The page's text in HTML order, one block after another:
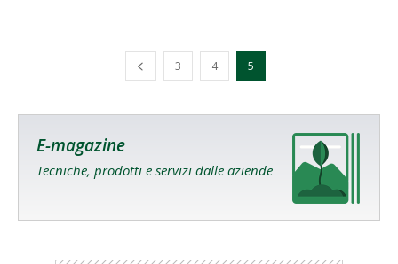
3 4 5
E-magazine
Tecniche, prodotti e servizi dalle aziende